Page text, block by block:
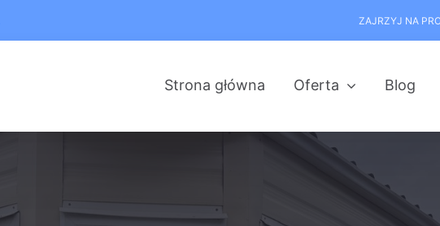
ZAJRZYJ NA
Strona główna Oferta Blog